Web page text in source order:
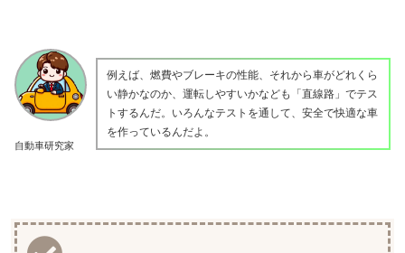
自動車研究家
例えば、燃費やブレーキの性能、それから車がどれくら
い静かなのか、運転しやすいかなども「直線路」でテス
トするんだ。いろんなテストを通して、安全で快適な車
を作っているんだよ。